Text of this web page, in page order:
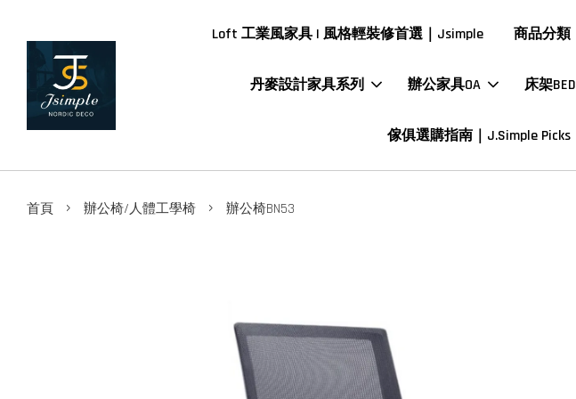
Loft 工業風家具 | 風格輕裝修首選｜Jsimple 商品分類
丹麥設計家具系列 辦公家具OA 床架BED
傢俱選購指南｜J.Simple Picks
首頁 › 辦公椅/人體工學椅 › 辦公椅BN53